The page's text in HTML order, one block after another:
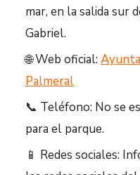
mar, en la salida sur
Gabriel.
🌐 Web oficial:
Palmeral
📞 Teléfono: No se
para el parque.
📱 Redes sociales: